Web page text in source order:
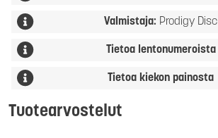
Valmistaja: Prodigy Disc
Tietoa lentonumeroista
Tietoa kiekon painosta
Tuotearvostelut